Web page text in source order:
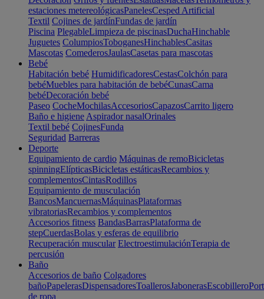
estaciones metereológicasPanelesCesped Artificial
Textil Cojines de jardínFundas de jardín
Piscina PlegableLimpieza de piscinasDuchaHinchable
Juguetes ColumpiosToboganesHinchablesCasitas
Mascotas ComederosJaulasCasetas para mascotas
Bebé
Habitación bebé HumidificadoresCestasColchón para
bebéMuebles para habitación de bebéCunasCama
bebéDecoración bebé
Paseo CocheMochilasAccesoriosCapazosCarrito ligero
Baño e higiene Aspirador nasalOrinales
Textil bebé CojinesFunda
Seguridad Barreras
Deporte
Equipamiento de cardio Máquinas de remoBicicletas
spinningElípticasBicicletas estáticasRecambios y
complementosCintasRodillos
Equipamiento de musculación
BancosMancuernasMáquinasPlataformas
vibratoriasRecambios y complementos
Accesorios fitness BandasBarrasPlataforma de
stepCuerdasBolas y esferas de equilibrio
Recuperación muscular ElectroestimulaciónTerapia de
percusión
Baño
Accesorios de baño Colgadores
bañoPapelerasDispensadoresToallerosJabonerasEscobillero
de ropa